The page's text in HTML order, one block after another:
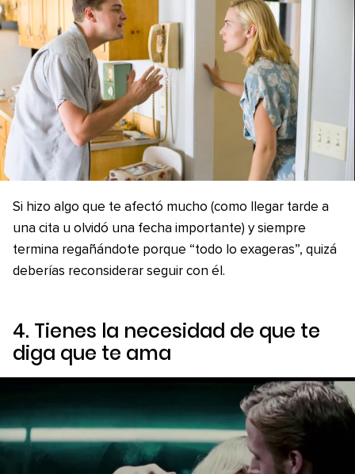
Si hizo algo que te afectó mucho (como llegar tarde a
una cita u olvidó una fecha importante) y siempre
termina regañándote porque “todo lo exageras”, quizá
deberías reconsiderar seguir con él.
4. Tienes la necesidad de que te
diga que te ama